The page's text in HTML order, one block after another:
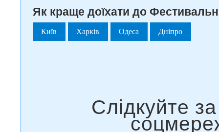
Як краще доїхати до
Київ Харків Одеса Дніпро